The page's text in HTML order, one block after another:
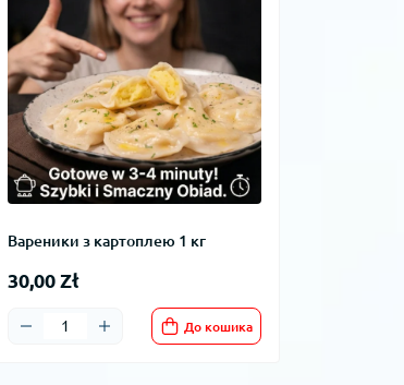
Вареники з картоплею 1 кг
30,00 Zł
До кошика